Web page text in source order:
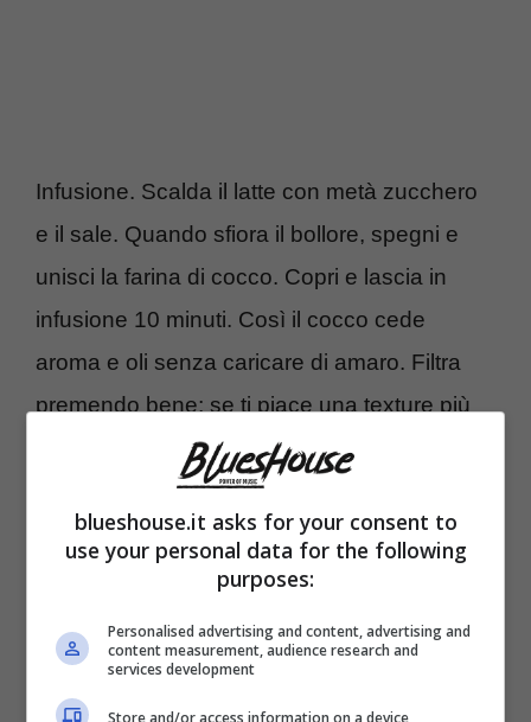
Infusione. Scalda il latte con metà zucchero
e il sale. Quando sfiora il bollore, spegni e
unisci la farina di cocco. Copri e lascia in
infusione 10 minuti. Così il cocco cede
aroma e oli senza caricare di amaro. Filtra
premendo bene; se ti piace una texture più
rustica, lascia un terzo del cocco nel latte.
Crema base. Stempera l’amido di maisin
poco latte freddo (per evitare grumi), poi
Cuoci a fiamma dolce, mescolando, finché
vela il cucchiaio: 2–3 minuti dopo il bollore.
blueshouse.it asks for your consent to
use your personal data for the following
purposes:
Personalised advertising and content, advertising and
content measurement, audience research and
services development
Store and/or access information on a device